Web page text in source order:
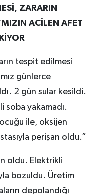
ZARARIN
ACİLEN AFET
tespit edilmesi
günlerce
2 gün sular kesildi.
soba yakamadı.
ile, oksijen
perişan oldu.”
oldu. Elektrikli
bozuldu. Üretim
depolandığı